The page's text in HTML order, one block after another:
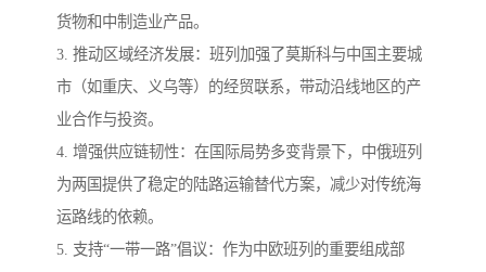
货物和中制造业产品。
3. 推动区域经济发展：班列加强了莫斯科与中国主要城
市（如重庆、义乌等）的经贸联系，带动沿线地区的产
业合作与投资。
4. 增强供应链韧性：在国际局势多变背景下，中俄班列
为两国提供了稳定的陆路运输替代方案，减少对传统海
运路线的依赖。
5. 支持“一带一路”倡议：作为中欧班列的重要组成部